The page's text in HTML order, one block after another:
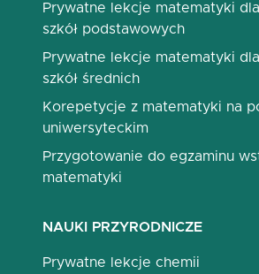
Prywatne lekcje matematyki
szkół podstawowych
Prywatne lekcje matematyki
szkół średnich
Korepetycje z matematyki na
uniwersyteckim
Przygotowanie do egzaminu
matematyki
NAUKI PRZYRODNICZE
Prywatne lekcje chemii